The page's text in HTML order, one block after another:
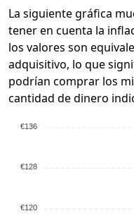
La siguiente gráfica
tener en cuenta la
los valores son
adquisitivo, lo que
podrían comprar los
cantidad de dinero
€136
€128
€120